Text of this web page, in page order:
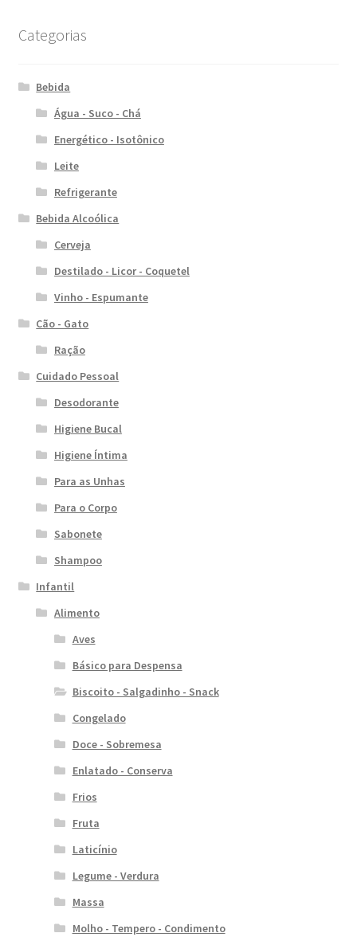
Categorias
Bebida
Água - Suco - Chá
Energético - Isotônico
Leite
Refrigerante
Bebida Alcoólica
Cerveja
Destilado - Licor - Coquetel
Vinho - Espumante
Cão - Gato
Ração
Cuidado Pessoal
Desodorante
Higiene Bucal
Higiene Íntima
Para as Unhas
Para o Corpo
Sabonete
Shampoo
Infantil
Alimento
Aves
Básico para Despensa
Biscoito - Salgadinho - Snack
Congelado
Doce - Sobremesa
Enlatado - Conserva
Frios
Fruta
Laticínio
Legume - Verdura
Massa
Molho - Tempero - Condimento